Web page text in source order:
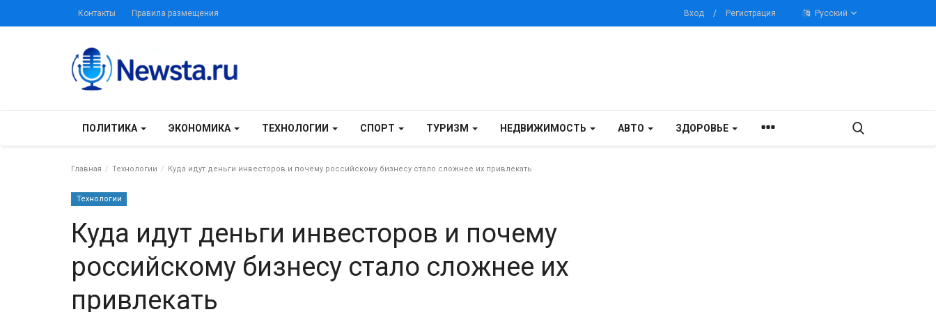
Контакты Правила размещения Вход / Регистрация Русский
ПОЛИТИКА ЭКОНОМИКА ТЕХНОЛОГИИ СПОРТ ТУРИЗМ НЕДВИЖИМОСТЬ АВТО ЗДОРОВЬЕ
Главная Технологии Куда идут деньги инвесторов и почему российскому бизнесу стало сложнее их привлекать
Технологии
Куда идут деньги инвесторов и почему
российскому бизнесу стало сложнее их
привлекать